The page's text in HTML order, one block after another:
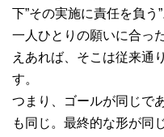
下”その実施に責任を負う”
一人ひとりの願いに合っ
えあれば、そこは従来通
す。
つまり、ゴールが同じで
も同じ。最終的な形が同